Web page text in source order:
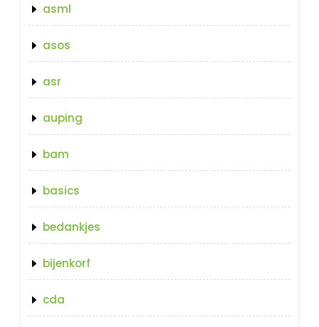
asml
asos
asr
auping
bam
basics
bedankjes
bijenkorf
cda